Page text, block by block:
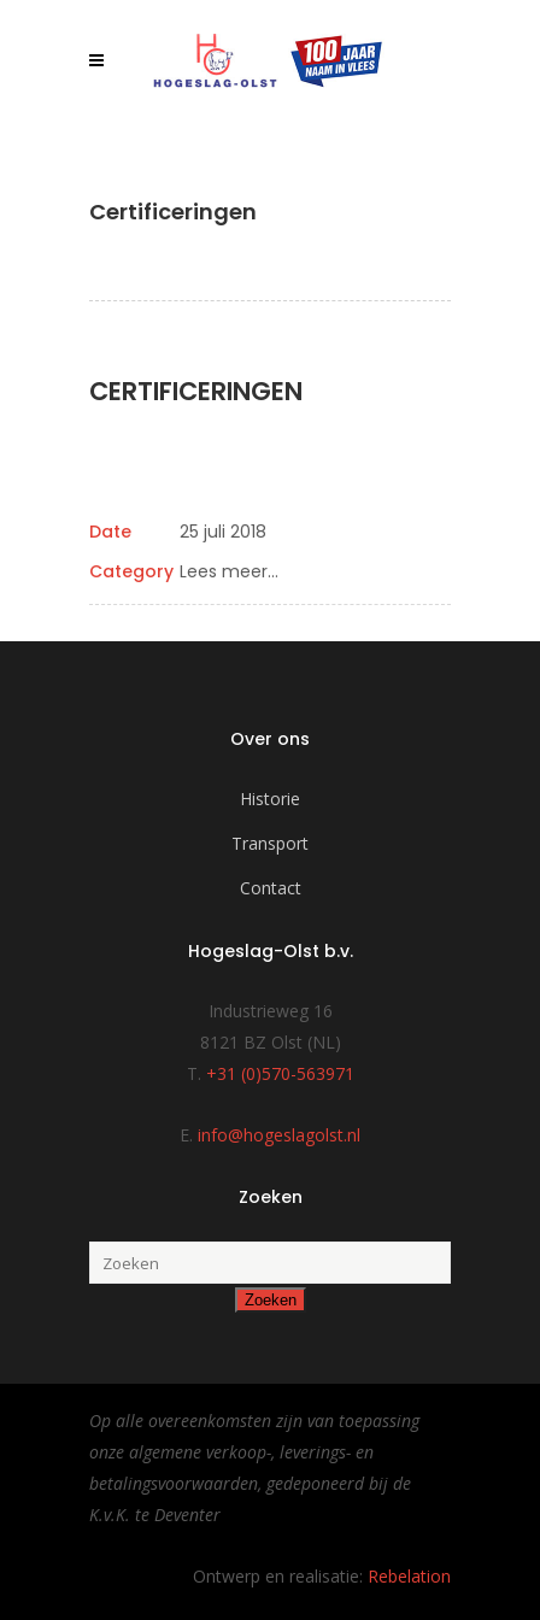
Certificeringen
CERTIFICERINGEN
Date
25 juli 2018
Category Lees meer...
Over ons
Historie
Transport
Contact
Hogeslag-Olst b.v.
Industrieweg 16
8121 BZ Olst (NL)
T. +31 (0)570-563971
E. info@hogeslagolst.nl
Zoeken
Op alle overeenkomsten zijn van toepassing
onze algemene verkoop-, leverings- en
betalingsvoorwaarden, gedeponeerd bij de
K.v.K. te Deventer
Ontwerp en realisatie: Rebelation